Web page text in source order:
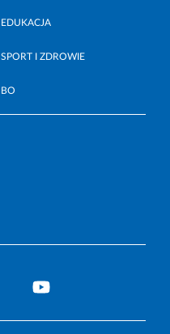
EDUKACJA
SPORT I ZDROWIE
BO